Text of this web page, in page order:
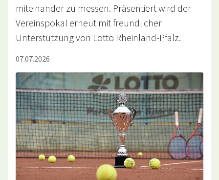
miteinander zu messen. Präsentiert wird der
Vereinspokal erneut mit freundlicher
Unterstützung von Lotto Rheinland-Pfalz.
07.07.2026